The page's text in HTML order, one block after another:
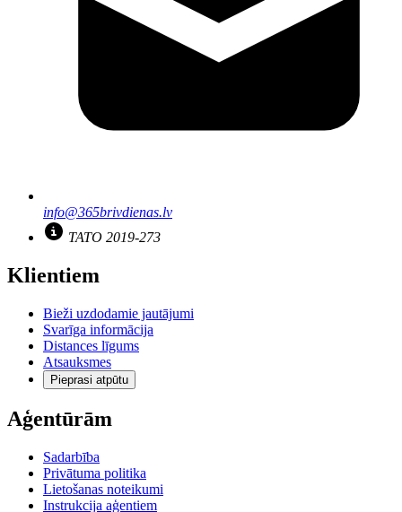
info@365brivdienas.lv
TATO 2019-273
Klientiem
Bieži uzdodamie jautājumi
Svarīga informācija
Distances līgums
Atsauksmes
Pieprasi atpūtu
Aģentūrām
Sadarbība
Privātuma politika
Lietošanas noteikumi
Instrukcija aģentiem